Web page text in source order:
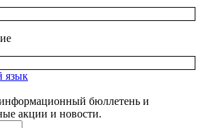
язык
бюллетень и
акции и новости.